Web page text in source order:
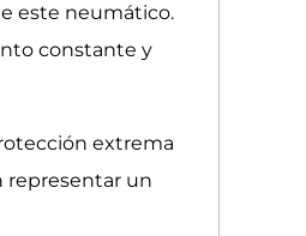
este neumático.
constante y
extrema
representar un